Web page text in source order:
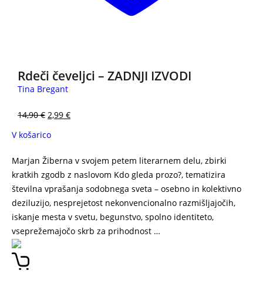
Rdeči čeveljci – ZADNJI IZVODI
Tina Bregant
14,90€ 2,99 €
V košarico
Marjan Žiberna v svojem petem literarnem delu, zbirki
kratkih zgodb z naslovom Kdo gleda prozo?, tematizira
številna vprašanja sodobnega sveta – osebno in kolektivno
deziluzijo, nesprejetost nekonvencionalno razmišljajočih,
iskanje mesta v svetu, begunstvo, spolno identiteto,
vseprežemajočo skrb za prihodnost …